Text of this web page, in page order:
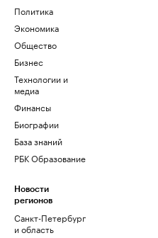
Политика
Экономика
Общество
Бизнес
Технологии и
медиа
Финансы
Биографии
База знаний
РБК Образование
Новости
регионов
Санкт-Петербург
и область